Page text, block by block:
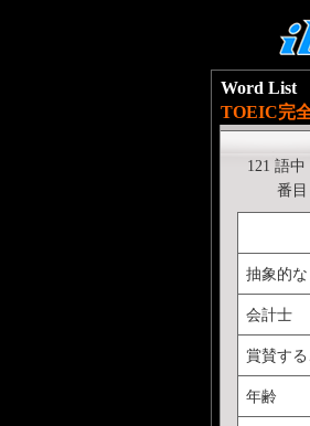
Word List
TOEIC完
121 語中
番
抽象的な
会計士
賞賛す
年齢